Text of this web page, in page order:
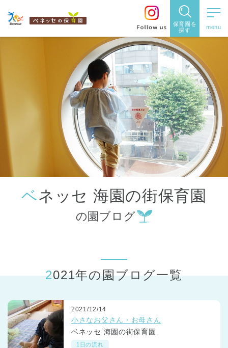
保育園を
探す
保育園を探す
住所・駅
名から探
す
都道府県
から探す
ベネッセ 海園の街保育園
の園ブログ
2021年の園ブログ一覧
2021/12/14
小さなお父さん・お母さん
ベネッセ 海園の街保育園
1日の流れ